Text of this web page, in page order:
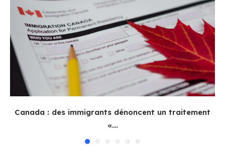
Canada : des immigrants dénoncent un traitement
«...